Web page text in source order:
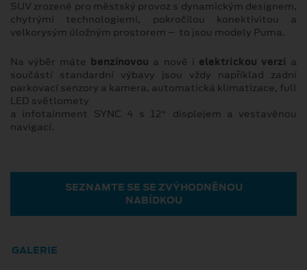
SUV zrozené pro městský provoz s dynamickým designem,
chytrými technologiemi, pokročilou konektivitou a
velkorysým úložným prostorem – to jsou modely Puma.
Na výběr máte benzínovou a nově i elektrickou verzi a
součástí standardní výbavy jsou vždy například zadní
parkovací senzory a kamera, automatická klimatizace, full
LED světlomety
a infotainment SYNC 4 s 12“ displejem a vestavěnou
navigací.
SEZNAMTE SE SE ZVÝHODNĚNOU
NABÍDKOU
GALERIE